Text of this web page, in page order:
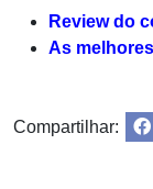
Review do
As
Compartilhar: